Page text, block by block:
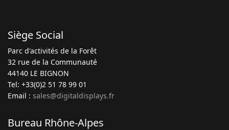
Siège Social
Parc d'activités de la Forêt
32 rue de la Communauté
44140 LE BIGNON
Tel: +33(0)2 51 78 99 01
Email : sales@digitaldisplays.fr
Bureau Rhône-Alpes